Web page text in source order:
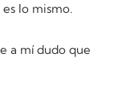
lo mismo.
a mí dudo que